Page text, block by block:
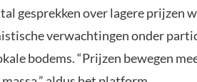
gesprekken over lagere prijzen
verwachtingen onder
bodems. “Prijzen bewegen